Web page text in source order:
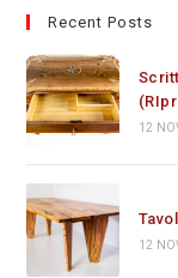
Recent Posts
12
12